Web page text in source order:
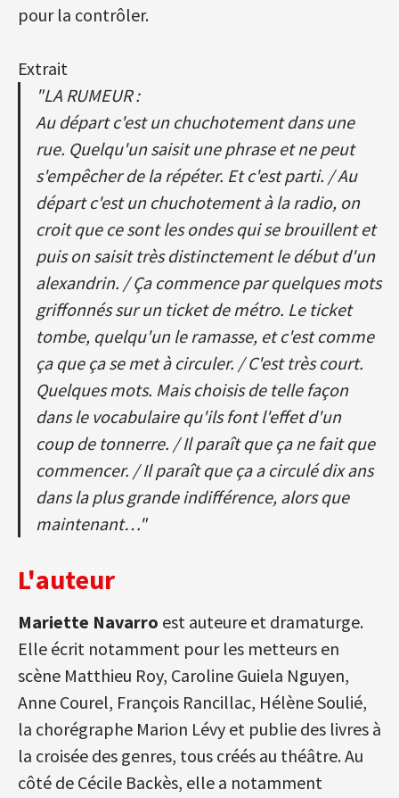
pour la contrôler.
Extrait
"LA RUMEUR :
Au départ c'est un chuchotement dans une
rue. Quelqu'un saisit une phrase et ne peut
s'empêcher de la répéter. Et c'est parti. / Au
départ c'est un chuchotement à la radio, on
croit que ce sont les ondes qui se brouillent et
puis on saisit très distinctement le début d'un
alexandrin. / Ça commence par quelques mots
griffonnés sur un ticket de métro. Le ticket
tombe, quelqu'un le ramasse, et c'est comme
ça que ça se met à circuler. / C'est très court.
Quelques mots. Mais choisis de telle façon
dans le vocabulaire qu'ils font l'effet d'un
coup de tonnerre. / Il paraît que ça ne fait que
commencer. / Il paraît que ça a circulé dix ans
dans la plus grande indifférence, alors que
maintenant…"
L'auteur
Mariette Navarro est auteure et dramaturge.
Elle écrit notamment pour les metteurs en
scène Matthieu Roy, Caroline Guiela Nguyen,
Anne Courel, François Rancillac, Hélène Soulié,
la chorégraphe Marion Lévy et publie des livres à
la croisée des genres, tous créés au théâtre. Au
côté de Cécile Backès, elle a notamment